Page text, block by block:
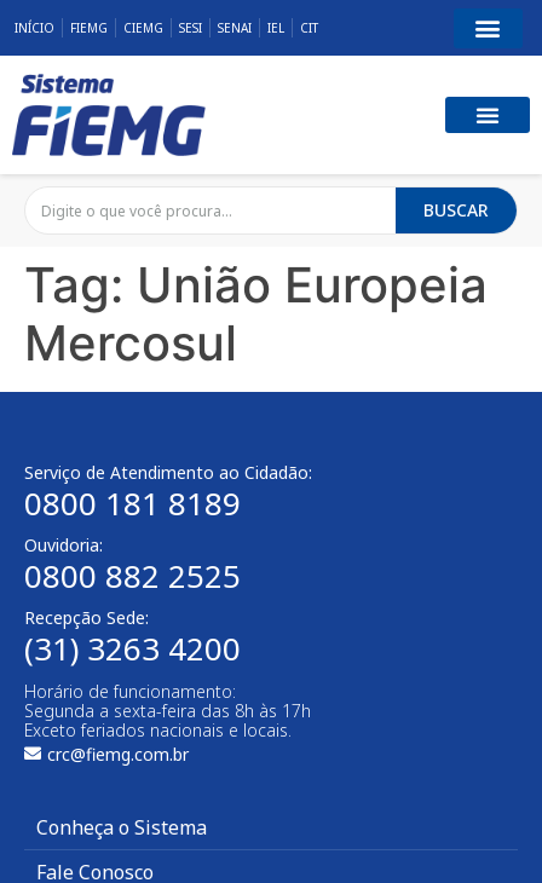
INÍCIO FIEMG CIEMG SESI SENAI IEL CIT
BUSCAR
Tag: União Europeia
Mercosul
Serviço de Atendimento ao Cidadão:
0800 181 8189
Ouvidoria:
0800 882 2525​
Recepção Sede:
(31) 3263 4200
Horário de funcionamento:
Segunda a sexta-feira das 8h às 17h
Exceto feriados nacionais e locais.
crc@fiemg.com.br
Conheça o Sistema
Fale Conosco